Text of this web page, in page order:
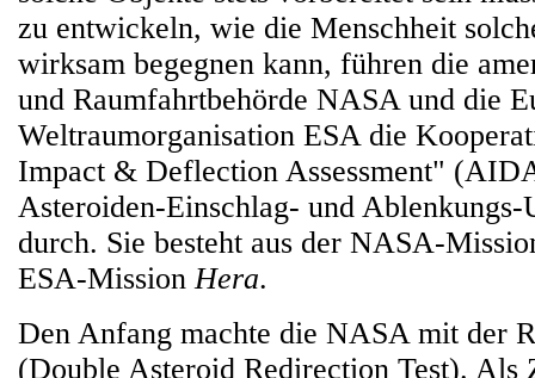
zu entwickeln, wie die Menschheit
wirksam begegnen kann, führen die
und Raumfahrtbehörde NASA und die
Weltraumorganisation ESA die
Impact & Deflection Assessment"
Asteroiden-Einschlag- und Ablenkungs-
durch. Sie besteht aus der NASA-
ESA-MissionHera.
Den Anfang machte die NASA mit der
(Double Asteroid Redirection Test). Als